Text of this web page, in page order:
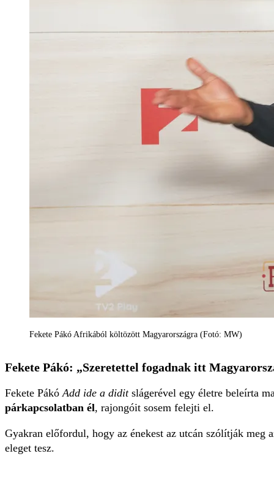
Fekete Pákó Afrikából költözött Magyarországra (Fotó: MW)
Fekete Pákó: „Szeretettel fogadnak itt
Fekete Pákó Add ide a didit slágerével egy életre beleírta
párkapcsolatban él, rajongóit sosem felejti el.
Gyakran előfordul, hogy az énekest az utcán szólítják meg
eleget tesz.